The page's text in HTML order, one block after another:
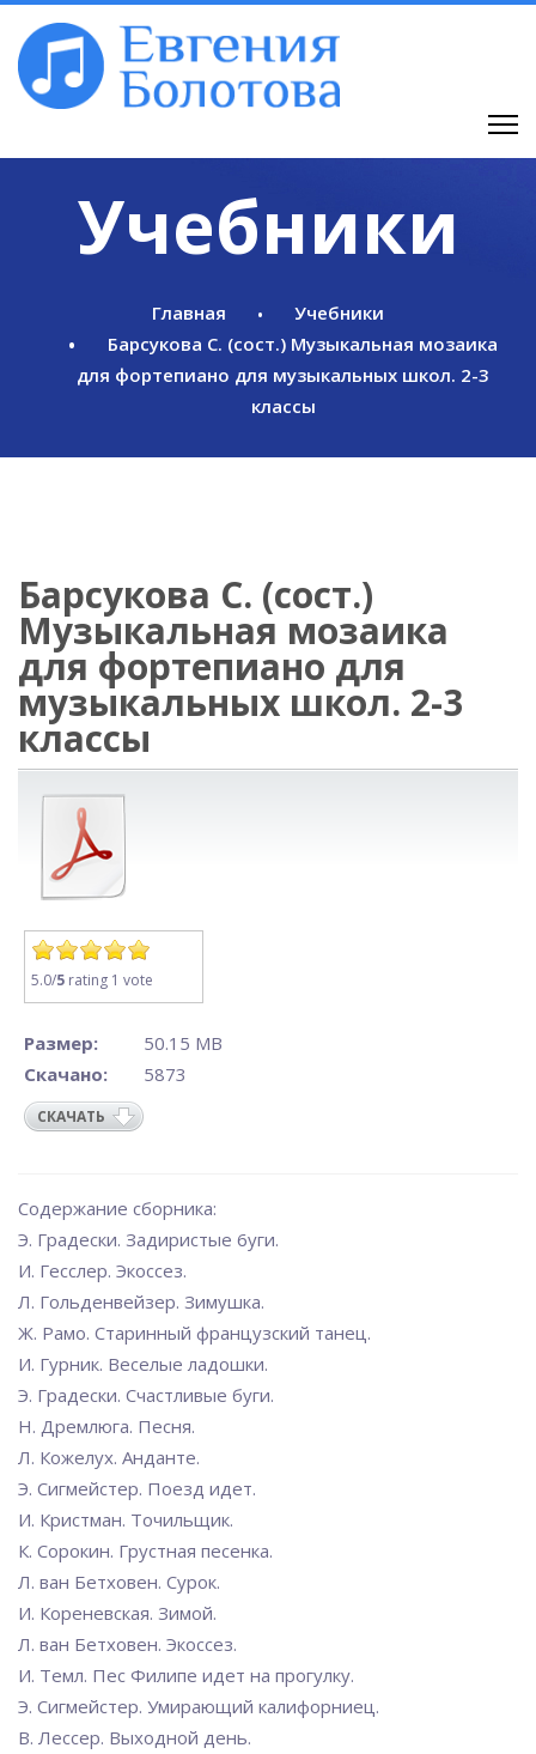
Учебники
Главная
Учебники
Барсукова С. (сост.) Музыкальная мозаика
для фортепиано для музыкальных школ. 2-3
классы
Барсукова С. (сост.)
Музыкальная мозаика
для фортепиано для
музыкальных школ. 2-3
классы
5.0/5 rating 1 vote
Размер:
50.15 MB
Скачано:
5873
СКАЧАТЬ
Содержание сборника:
Э. Градески. Задиристые 6уги.
И. Гесслер. Экоссез.
Л. Гольденвейзер. Зимушка.
Ж. Рамо. Старинный французский танец.
И. Гурник. Веселые ладошки.
Э. Градески. Счастливые буги.
Н. Дремлюга. Песня.
Л. Кожелух. Анданте.
Э. Сигмейстер. Поезд идет.
И. Кристман. Точильщик.
К. Сорокин. Грустная песенка.
Л. ван Бетховен. Сурок.
И. Кореневская. Зимой.
Л. ван Бетховен. Экоссез.
И. Темл. Пес Филипе идет на прогулку.
Э. Сигмейстер. Умирающий калифорниец.
В. Лессер. Выходной день.